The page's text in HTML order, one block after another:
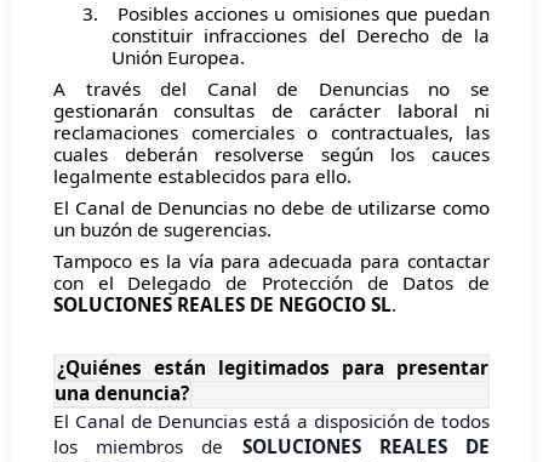
3.
Posibles acciones u omisiones que puedan
constituir infracciones del Derecho de la
Unión Europea.
A través del Canal de Denuncias no se
gestionarán consultas de carácter laboral ni
reclamaciones comerciales o contractuales, las
cuales deberán resolverse según los cauces
legalmente establecidos para ello.
El Canal de Denuncias no debe de utilizarse como
un buzón de sugerencias.
Tampoco es la vía para adecuada para contactar
con el Delegado de Protección de Datos de
SOLUCIONES REALES DE NEGOCIO SL.
¿Quiénes están legitimados para presentar
una denuncia?
El Canal de Denuncias está a disposición de todos
los miembros de SOLUCIONES REALES DE